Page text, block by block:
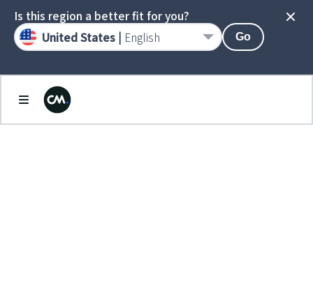
Is this region a better fit for you?
United States | English Go